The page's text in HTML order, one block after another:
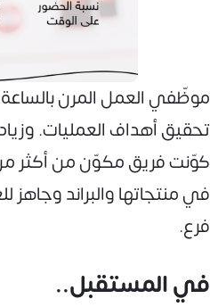
موظّفي العمل المرن
تحقيق أهداف العمليات.
في منتجاتها والبراند
فرع.
في المستقبل..